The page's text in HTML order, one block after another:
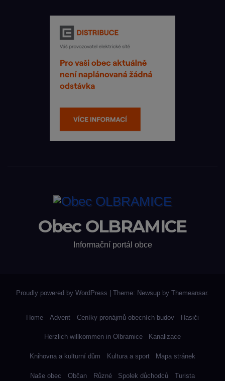
Obec OLBRAMICE
Informační portál obce
Proudly powered by WordPress Theme: Newsup by Themeansar.
Home Advent Ceníky pronájmů obecních budov Hasiči
Herzlich willkommen in Olbramice Kanalizace
Knihovna a kulturní dům Kultura a sport Mapa stránek
Naše obec Občan Různé Spolek důchodců Turista